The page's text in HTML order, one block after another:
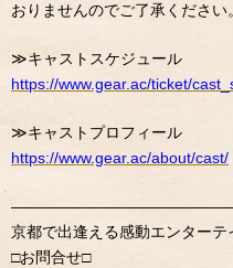
おりませんのでご了承ください。
≫キャストスケジュール
https://www.gear.ac/ticket/
≫キャストプロフィール
https://www.gear.ac/about/cast/
京都で出逢える感動エンターテ
□お問合せ□